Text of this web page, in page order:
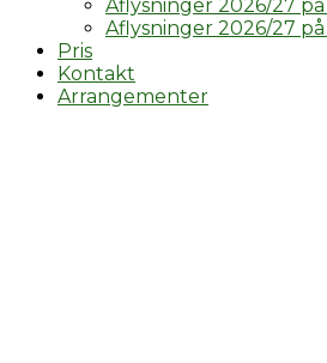
Aflysninger 2026/27
Aflysninger 2026/27
Pris
Kontakt
Arrangementer